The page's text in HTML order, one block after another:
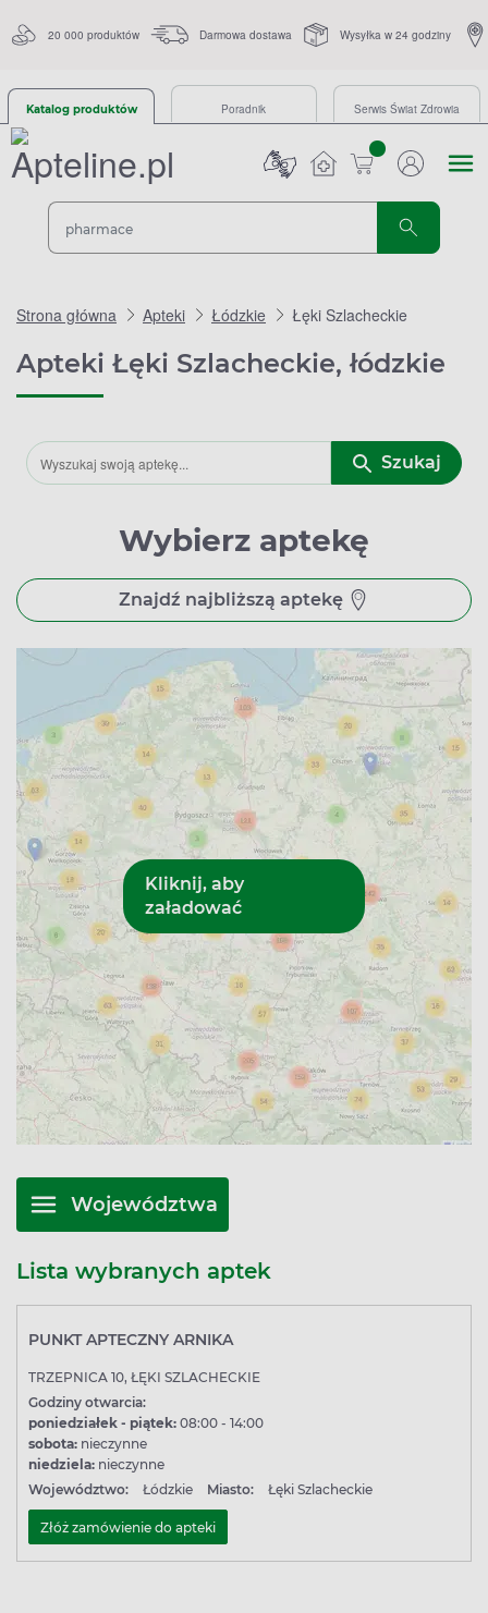
20 000 produktów Darmowa dostawa Wysyłka w 24 godziny
Katalog produktów Poradnik Serwis Świat Zdrowia
sztuk
Strona główna Apteki Łódzkie Łęki Szlacheckie
Apteki Łęki Szlacheckie, łódzkie
Szukaj
Wybierz aptekę
Znajdź najbliższą aptekę
Województwa
Lista wybranych aptek
PUNKT APTECZNY ARNIKA
TRZEPNICA 10, ŁĘKI SZLACHECKIE
Godziny otwarcia:
poniedziałek - piątek: 08:00 - 14:00
sobota: nieczynne
niedziela: nieczynne
Województwo:
Łódzkie Miasto: Łęki Szlacheckie
Złóż zamówienie do apteki